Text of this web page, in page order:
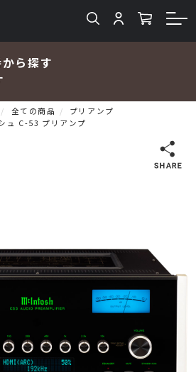
ら探す
検索
D/Aコンバーター
全ての商品
プリアンプ
ュ C-53 プリアンプ